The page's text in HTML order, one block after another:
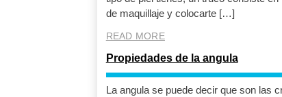
de maquillaje y colocarte […]
READ MORE
Propiedades de la angula
La angula se puede decir que son las